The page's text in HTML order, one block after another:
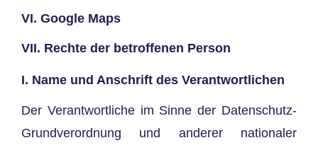
VI. Google Maps
VII. Rechte der betroffenen Person
I. Name und Anschrift des Verantwortlichen
Der Verantwortliche im Sinne der Datenschutz-
Grundverordnung und anderer nationaler